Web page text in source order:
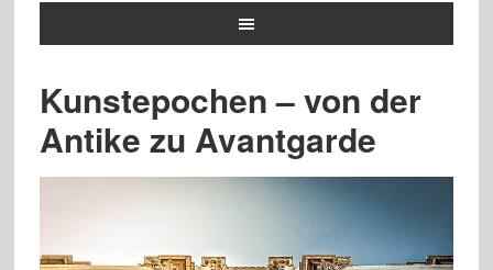
Kunstepochen – von der
Antike zu Avantgarde